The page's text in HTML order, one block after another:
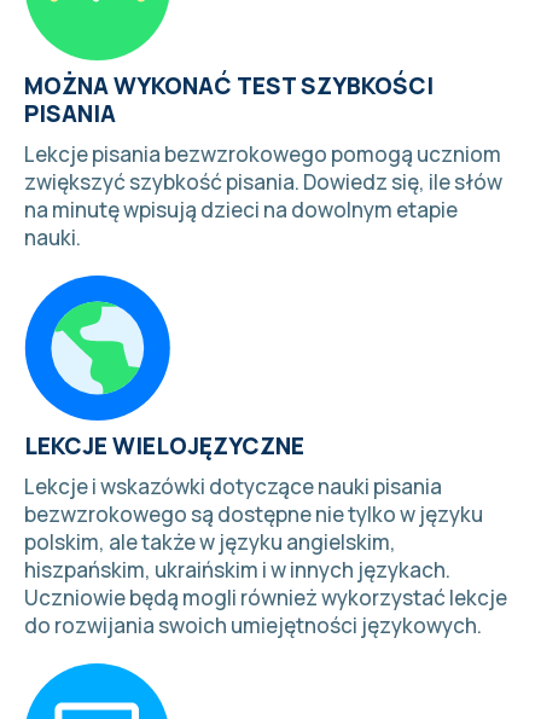
MOŻNA WYKONAĆ TEST SZYBKOŚCI
PISANIA
Lekcje pisania bezwzrokowego pomogą uczniom
zwiększyć szybkość pisania. Dowiedz się, ile słów
na minutę wpisują dzieci na dowolnym etapie
nauki.
LEKCJE WIELOJĘZYCZNE
Lekcje iwskazówki dotyczące nauki pisania
bezwzrokowegosą dostępne nie tylko w języku
polskim, ale także w języku angielskim,
hiszpańskim, ukraińskim i winnych językach.
Uczniowie będą mogli również wykorzystać lekcje
do rozwijania swoich umiejętności językowych.